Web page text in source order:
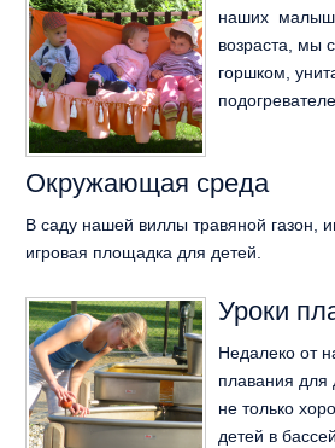
наших
возраста, мы
горшком,
Окружающая среда
В саду нашей виллы травяной газон,
игровая площадка для детей.
Уроки
Недалеко от
плавания для
не только
детей в